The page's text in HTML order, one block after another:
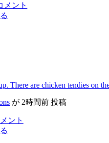
メント
There are chicken tendies on
が 2時間前 投稿
ント